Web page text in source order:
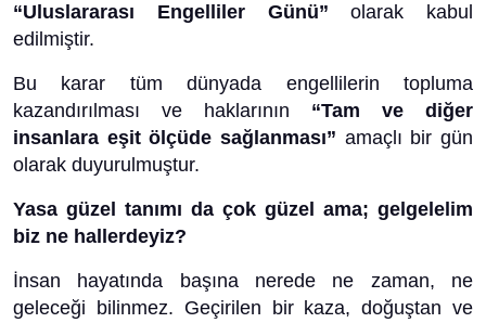
“Uluslararası Engelliler Günü”olarak kabul
edilmiştir.
Bu karar tüm dünyada engellilerin topluma
kazandırılması ve haklarının “Tam ve diğer
insanlara eşit ölçüde sağlanması” amaçlı bir gün
olarak duyurulmuştur.
Yasa güzel tanımı da çok güzel ama; gelgelelim
biz ne hallerdeyiz?
İnsan hayatında başına nerede ne zaman, ne
geleceği bilinmez. Geçirilen bir kaza, doğuştan ve